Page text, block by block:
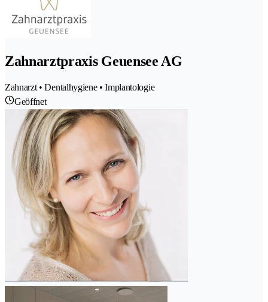
Zahnarztpraxis Geuensee AG
Zahnarzt • Dentalhygiene • Implantologie
Geöffnet